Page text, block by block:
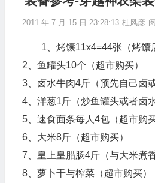
2011 年 7 月 15 日 23:28:13 杜风彦
1、烤馕11x4=44张（烤馕
2、鱼罐头10个（超市购买）
3、卤水牛肉4斤（预先自己卤
4、洋葱1斤（炒鱼罐头或者卤
5、速食面条每人4包（超市购买
6、大米8斤（超市购买）
7、皇上皇腊肠4斤（与大米煮
8、萝卜干与榨菜（超市购买）